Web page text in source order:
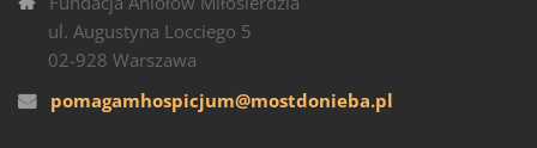
ul. Augustyna Locciego 5
02-928 Warszawa
pomagamhospicjum@mostdonieba.pl